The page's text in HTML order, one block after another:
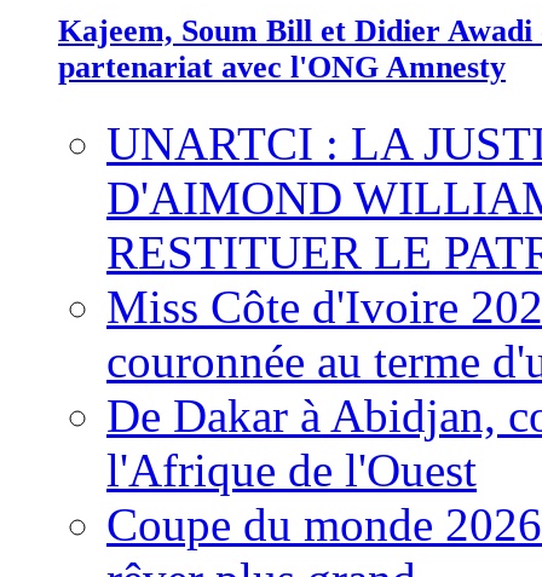
Kajeem, Soum Bill et Didier
partenariat avec l'ONG Amnesty
UNARTCI : LA
D'AIMOND
RESTITUER LE
Miss Côte d'Ivoire
couronnée au terme
De Dakar à Abidjan,
l'Afrique de l'Ouest
Coupe du monde